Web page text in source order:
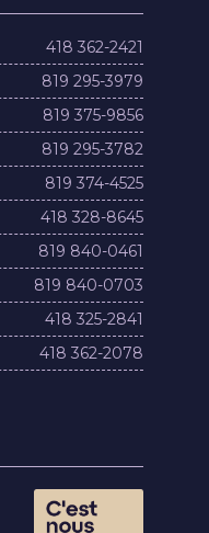
418 362-2421
819 295-3979
819 375-9856
819 295-3782
819 374-4525
418 328-8645
819 840-0461
819 840-0703
418 325-2841
418 362-2078